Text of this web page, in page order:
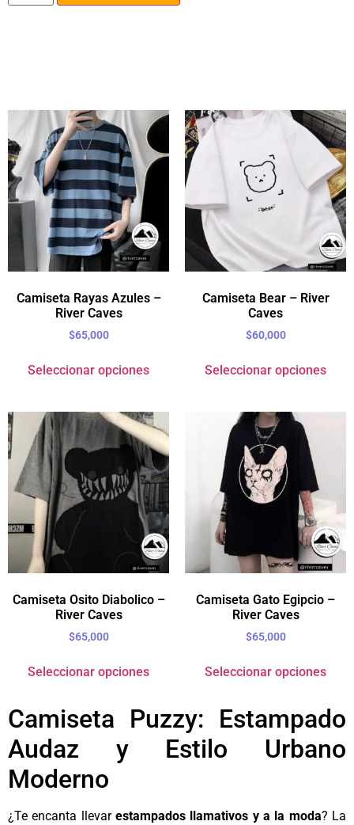
Camiseta Rayas Azules –
River Caves
$65,000
Seleccionar opciones
Camiseta Bear – River
Caves
$60,000
Seleccionar opciones
Camiseta Osito Diabolico –
River Caves
$65,000
Seleccionar opciones
Camiseta Gato Egipcio –
River Caves
$65,000
Seleccionar opciones
Camiseta Puzzy: Estampado
Audaz y Estilo Urbano
Moderno
¿Te encanta llevar estampados llamativos y a la moda? La